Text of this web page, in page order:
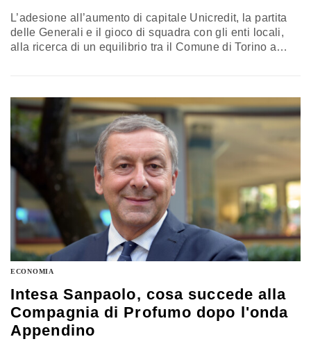
L’adesione all’aumento di capitale Unicredit, la partita
delle Generali e il gioco di squadra con gli enti locali,
alla ricerca di un equilibrio tra il Comune di Torino a
la tenuta di una città che fatica…
ECONOMIA
Intesa Sanpaolo, cosa succede alla
Compagnia di Profumo dopo l'onda
Appendino